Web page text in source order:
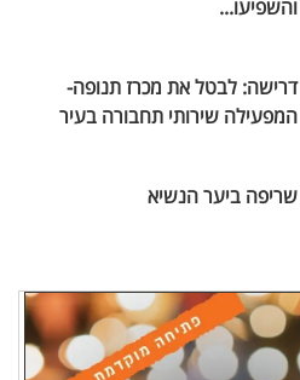
והשפיעו...
דרישה: לבטל את מכרז תנופה-
המפעילה שירותי תחבורה בעיר
שריפה ביער הנשיא